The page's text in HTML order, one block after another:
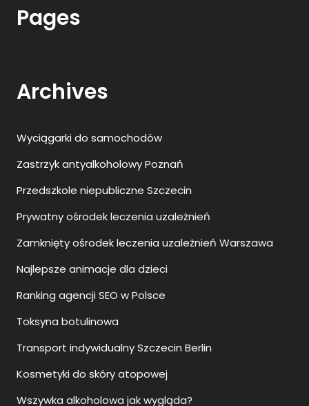
Pages
Zastrzyk antyalkoholowy Poznań
Przedszkole niepubliczne Szczecin
Prywatny ośrodek leczenia uzależnień
Zamknięty ośrodek leczenia uzależnień Warszawa
Najlepsze animacje dla dzieci
Ranking agencji SEO w Polsce
Toksyna botulinowa
Transport indywidualny Szczecin Berlin
Kosmetyki do skóry atopowej
Wszywka alkoholowa jak wygląda?
Podiatra Warszawa